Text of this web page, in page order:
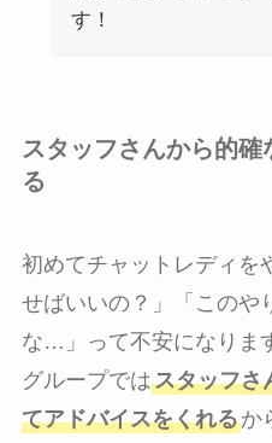
す！
スタッフさんから的確
る
初めてチャットレディを
せばいいの？」「このや
な…」って不安になりま
グループではスタッフさ
てアドバイスをくれるか